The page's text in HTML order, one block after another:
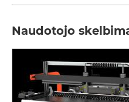
Naudotojo